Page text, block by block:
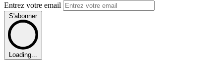
Entrez votre email
S'abonner
Loading...